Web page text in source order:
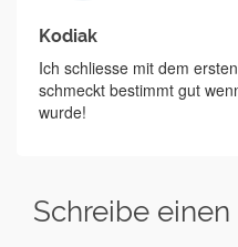
Kodiak
Ich schliesse mit dem
schmeckt bestimmt gut
wurde!
Schreibe